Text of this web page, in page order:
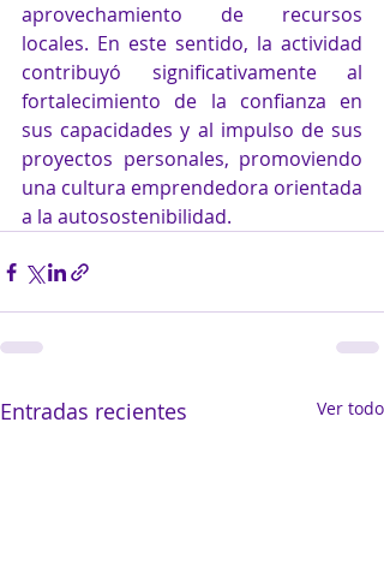
aprovechamiento de recursos
locales. En este sentido, la actividad
contribuyó significativamente al
fortalecimiento de la confianza en
sus capacidades y al impulso de sus
proyectos personales, promoviendo
una cultura emprendedora orientada
a la autosostenibilidad.
Entradas recientes Ver todo